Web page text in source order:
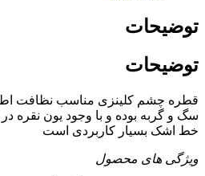
توضیحات
توضیحات
قطره چشم کلینزی مناسب نظافت
سگ و گربه بوده و با وجود یون نقره در
خط اشک بسیار کاربردی است
ویژگی های محصول